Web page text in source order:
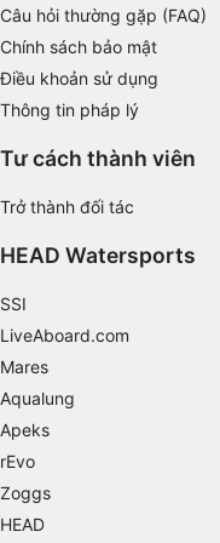
Câu hỏi thường gặp (FAQ)
Chính sách bảo mật
Điều khoản sử dụng
Thông tin pháp lý
Tư cách thành viên
Trở thành đối tác
HEAD Watersports
SSI
LiveAboard.com
Mares
Aqualung
Apeks
rEvo
Zoggs
HEAD
Necessary
Performance